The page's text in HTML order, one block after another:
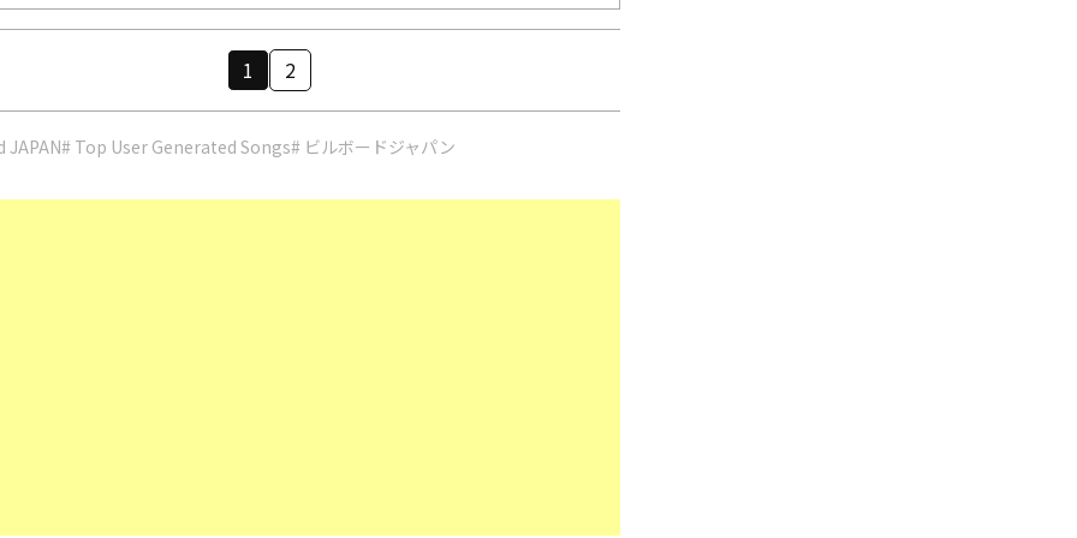
1 2
# Top User Generated Songs# ビルボードジャパン